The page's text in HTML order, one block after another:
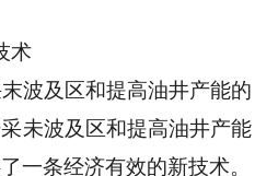
术
波及区和提高油井产能的
未波及区和提高油井产能